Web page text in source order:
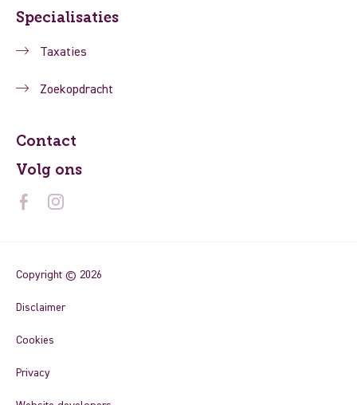
Specialisaties
Taxaties
Zoekopdracht
Contact
Volg ons
Copyright © 2026
Disclaimer
Cookies
Privacy